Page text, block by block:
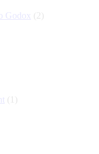
Godox (2)
(1)